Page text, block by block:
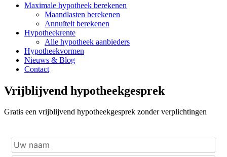
Maximale hypotheek berekenen
Maandlasten berekenen
Annuïteit berekenen
Hypotheekrente
Alle hypotheek aanbieders
Hypotheekvormen
Nieuws & Blog
Contact
Vrijblijvend hypotheekgesprek
Gratis een vrijblijvend hypotheekgesprek zonder verplichtingen